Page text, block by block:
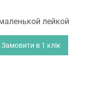
лейкой
Замовити в 1 клік